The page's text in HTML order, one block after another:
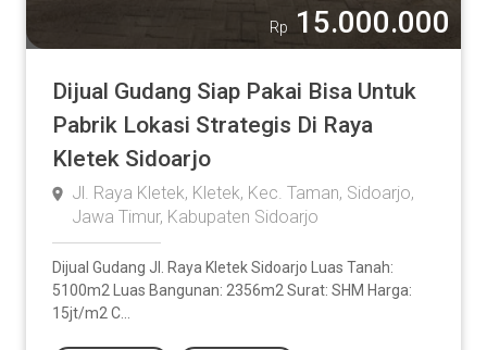
Rp 15.000.000
Dijual Gudang Siap Pakai Bisa Untuk
Pabrik Lokasi Strategis Di Raya
Kletek Sidoarjo
Jl. Raya Kletek, Kletek, Kec. Taman, Sidoarjo,
Jawa Timur, Kabupaten Sidoarjo
Dijual Gudang Jl. Raya Kletek Sidoarjo Luas Tanah:
5100m2 Luas Bangunan: 2356m2 Surat: SHM Harga:
15jt/m2 C...